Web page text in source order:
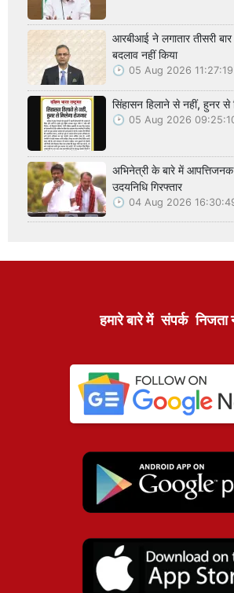
आरबीआई ने लगातार तीसरी बार
बदलाव नहीं किया
05 Aug 2026 11:27:19
सिंहासन हिलाने से नहीं, हुनर से
05 Aug 2026
अभिनेत्री के बारे में आपत्तिजनक
उदयनिधि गिरफ्तार
04 Aug 2026
हमारे बारे में संपर्क निजता